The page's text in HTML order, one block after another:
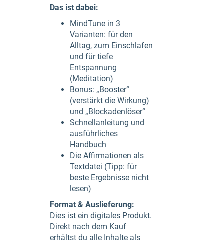
Das ist dabei:
MindTune in 3
Varianten: für den
Alltag, zum Einschlafen
und für tiefe
Entspannung
(Meditation)
Bonus: „Booster“
(verstärkt die Wirkung)
und „Blockadenlöser“
Schnellanleitung und
ausführliches
Handbuch
Die Affirmationen als
Textdatei (Tipp: für
beste Ergebnisse nicht
lesen)
Format & Auslieferung:
Dies ist ein digitales Produkt.
Direkt nach dem Kauf
erhältst du alle Inhalte als